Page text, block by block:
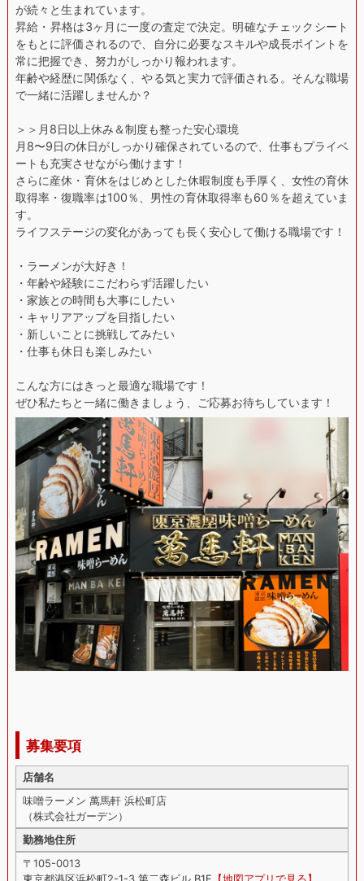
が続々と生まれています。
昇給・昇格は3ヶ月に一度の査定で決定。明確なチェックシート
をもとに評価されるので、自分に必要なスキルや成長ポイントを
常に把握でき、努力がしっかり報われます。
年齢や経歴に関係なく、やる気と実力で評価される。そんな職場
で一緒に活躍しませんか？
＞＞月8日以上休み＆制度も整った安心環境
月8〜9日の休日がしっかり確保されているので、仕事もプライベ
ートも充実させながら働けます！
さらに産休・育休をはじめとした休暇制度も手厚く、女性の育休
取得率・復職率は100％、男性の育休取得率も60％を超えていま
す。
ライフステージの変化があっても長く安心して働ける職場です！
・ラーメンが大好き！
・年齢や経験にこだわらず活躍したい
・家族との時間も大事にしたい
・キャリアアップを目指したい
・新しいことに挑戦してみたい
・仕事も休日も楽しみたい
こんな方にはきっと最適な職場です！
ぜひ私たちと一緒に働きましょう、ご応募お待ちしています！
募集要項
店舗名
味噌ラーメン 萬馬軒 浜松町店
（株式会社ガーデン）
勤務地住所
〒105-0013